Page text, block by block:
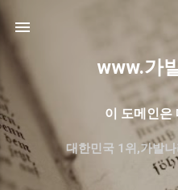
www.가
이 도메인은
대한민국 1위,가발
프리미엄 한